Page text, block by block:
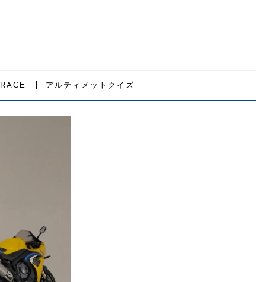
RACE アルティメットクイズ